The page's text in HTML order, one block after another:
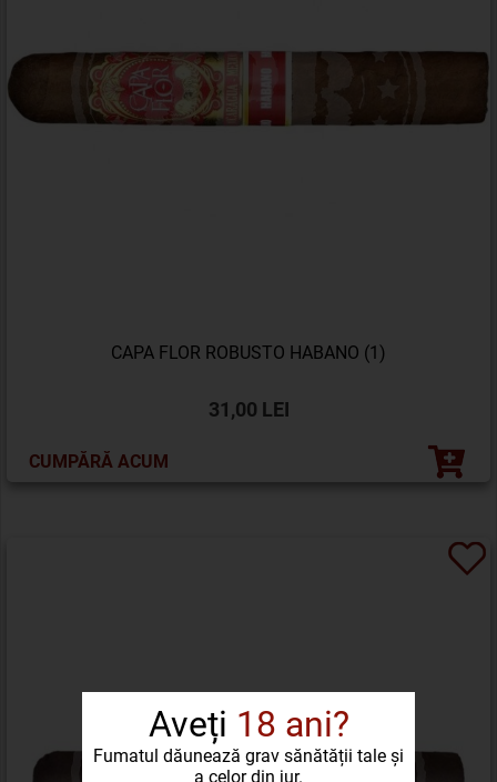
Aveți 18 ani?
Fumatul dăunează grav sănătății tale și
a celor din jur.
CAPA FLOR ROBUSTO HABANO (1)
31,00 LEI
CUMPĂRĂ ACUM